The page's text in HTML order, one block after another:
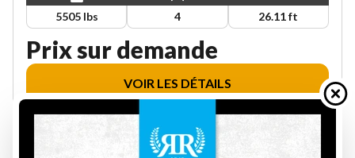
5505 lbs 4 26.11 ft
Prix sur demande
VOIR LES DÉTAILS